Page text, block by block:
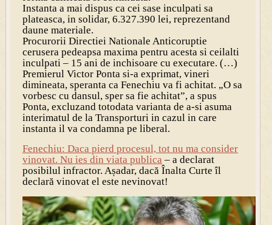
Instanta a mai dispus ca cei sase inculpati sa
plateasca, in solidar, 6.327.390 lei, reprezentand
daune materiale.
Procurorii Directiei Nationale Anticoruptie
cerusera pedeapsa maxima pentru acesta si ceilalti
inculpati – 15 ani de inchisoare cu executare. (…)
Premierul Victor Ponta si-a exprimat, vineri
dimineata, speranta ca Fenechiu va fi achitat. „O sa
vorbesc cu dansul, sper sa fie achitat”, a spus
Ponta, excluzand totodata varianta de a-si asuma
interimatul de la Transporturi in cazul in care
instanta il va condamna pe liberal.
Fenechiu: Daca pierd procesul, tot nu ma consider
vinovat. Nu ies din viata publica – a declarat
posibilul infractor. Așadar, dacă Înalta Curte îl
declară vinovat el este nevinovat!